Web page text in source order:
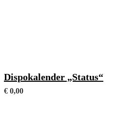
Dispokalender „Status“
€ 0,00